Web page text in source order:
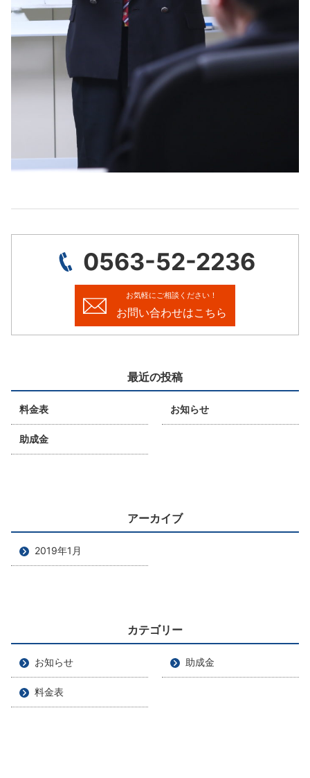
0563-52-2236
お気軽にご相談ください！
お問い合わせはこちら
最近の投稿
料金表 お知らせ
助成金
アーカイブ
2019年1月
カテゴリー
お知らせ 助成金
料金表